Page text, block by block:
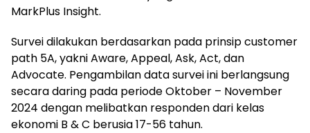
MarkPlus Insight.
Survei dilakukan berdasarkan pada prinsip customer
path 5A, yakni Aware, Appeal, Ask, Act, dan
Advocate. Pengambilan data survei ini berlangsung
secara daring pada periode Oktober – November
2024 dengan melibatkan responden dari kelas
ekonomi B & C berusia 17-56 tahun.